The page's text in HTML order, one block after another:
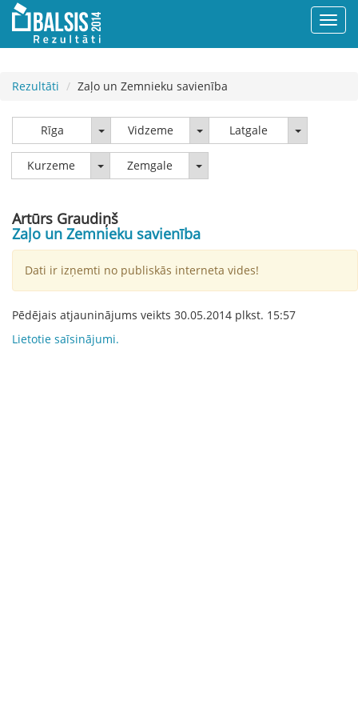
Rezultāti Zaļo un Zemnieku savienība
Rīga Rīga Vidzeme VidzemeLatgale Latgale
Kurzeme KurzemeZemgale Zemgale
Artūrs Graudiņš
Zaļo un Zemnieku savienība
Dati ir izņemti no publiskās interneta vides!
Pēdējais atjauninājums veikts 30.05.2014 plkst. 15:57
Lietotie saīsinājumi.